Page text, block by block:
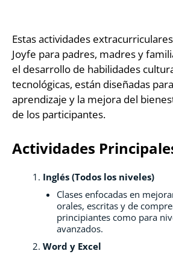
Estas actividades
Joyfe para padres, madres y
el desarrollo de habilidades
tecnológicas, están diseñadas
aprendizaje y la mejora del
de los participantes.
Actividades
Inglés (Todos los niveles)
Clases enfocadas en
orales, escritas y de
principiantes como para
avanzados.
Word y Excel